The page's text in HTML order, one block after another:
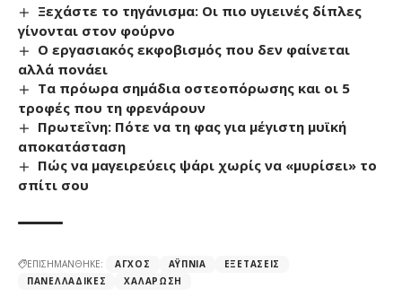
Ξεχάστε το τηγάνισμα: Οι πιο υγιεινές δίπλες
γίνονται στον φούρνο
Ο εργασιακός εκφοβισμός που δεν φαίνεται
αλλά πονάει
Τα πρόωρα σημάδια οστεοπόρωσης και οι 5
τροφές που τη φρενάρουν
Πρωτεΐνη: Πότε να τη φας για μέγιστη μυϊκή
αποκατάσταση
Πώς να μαγειρεύεις ψάρι χωρίς να «μυρίσει» το
σπίτι σου
ΕΠΙΣΗΜΑΝΘΗΚΕ: ΆΓΧΟΣ ΑΫΠΝΊΑ
ΕΞΕΤΆΣΕΙΣ
ΠΑΝΕΛΛΑΔΙΚΈΣ
ΧΑΛΆΡΩΣΗ